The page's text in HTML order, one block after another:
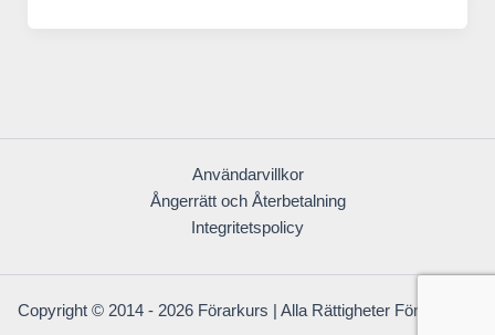
Användarvillkor
Ångerrätt och Återbetalning
Integritetspolicy
Copyright © 2014 - 2026 Förarkurs | Alla Rättigheter Förbehållna